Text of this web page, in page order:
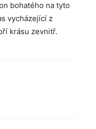
bohatého na tyto
vycházející z
krásu zevnitř.